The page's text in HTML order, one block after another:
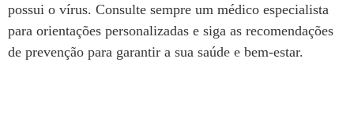
possui o vírus. Consulte sempre um médico especialista
para orientações personalizadas e siga as recomendações
de prevenção para garantir a sua saúde e bem-estar.